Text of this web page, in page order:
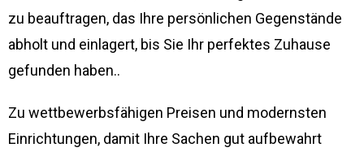
zu beauftragen, das Ihre persönlichen Gegenstände
abholt und einlagert, bis Sie Ihr perfektes Zuhause
gefunden haben..
Zu wettbewerbsfähigen Preisen und modernsten
Einrichtungen, damit Ihre Sachen gut aufbewahrt